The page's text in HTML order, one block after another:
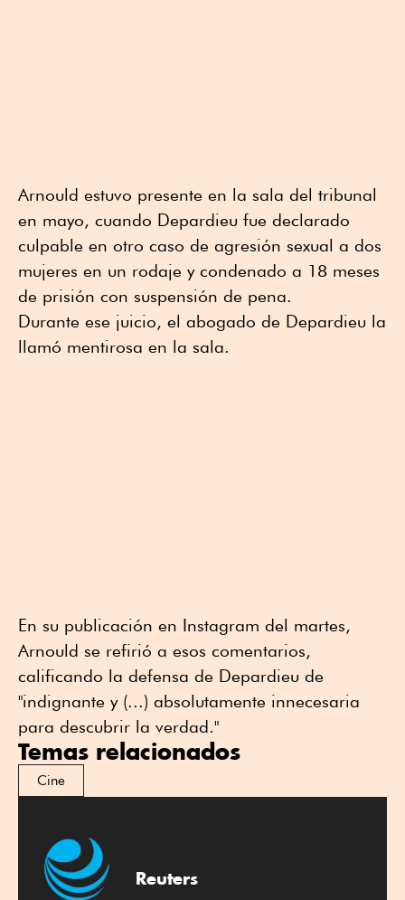
Arnould estuvo presente en la sala del tribunal
en mayo, cuando Depardieu fue declarado
culpable en otro caso de agresión sexual a dos
mujeres en un rodaje y condenado a 18 meses
de prisión con suspensión de pena.
Durante ese juicio, el abogado de Depardieu la
llamó mentirosa en la sala.
En su publicación en Instagram del martes,
Arnould se refirió a esos comentarios,
calificando la defensa de Depardieu de
"indignante y (...) absolutamente innecesaria
para descubrir la verdad."
Temas relacionados
Cine
Reuters